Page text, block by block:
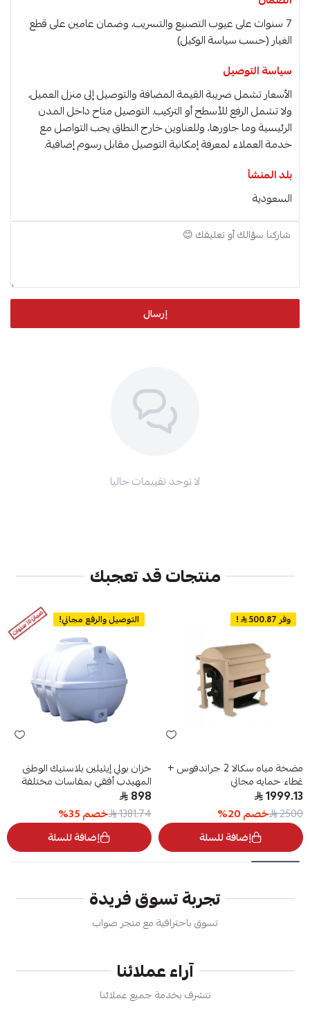
7 سنوات على عيوب التصنيع والتسريب، وضمان عامين على قطع
الغيار (حسب سياسة الوكيل)
سياسة التوصيل
الأسعار تشمل ضريبة القيمة المضافة والتوصيل إلى منزل العميل،
ولا تشمل الرفع للأسطح أو التركيب. التوصيل متاح داخل المدن
الرئيسية وما جاورها، وللعناوين خارج النطاق يجب التواصل مع
خدمة العملاء لمعرفة إمكانية التوصيل مقابل رسوم إضافية.
بلد المنشأ
السعودية
إرسال
لا توجد تقييمات حاليا
منتجات قد تعجبك
وفر 500.87 !
مضخة مياه سكالا 2 جراندفوس +
غطاء حمايه مجاني
1999.13
2500 خصم20
%
إضافة للسلة
التوصيل والرفع مجاني!
خزان بولي إيثيلين بلاستيك الوطنى
المهيدب أفقي بمقاسات مختلفة
898
1381.74 خصم35
%
إضافة للسلة
تجربة تسوق فريدة
تسوق باحترافية مع متجر صواب
آراء عملائنا
نتشرف بخدمة جميع عملائنا